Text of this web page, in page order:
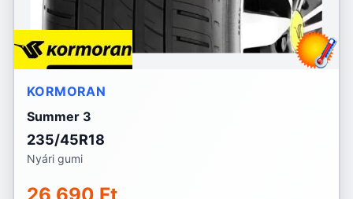
KORMORAN
Summer 3
235/45R18
Nyári gumi